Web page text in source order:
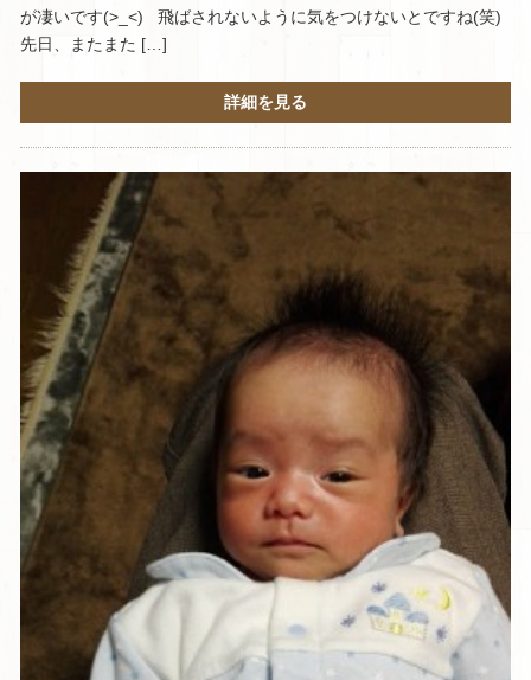
が凄いです(>_<) 飛ばされないように気をつけないとですね(笑)
先日、またまた […]
詳細を見る